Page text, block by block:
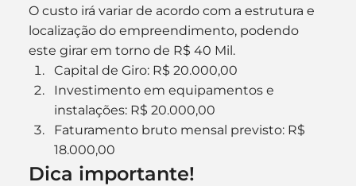
O custo irá variar de acordo com a estrutura e
localização do empreendimento, podendo
este girar em torno de R$ 40 Mil.
Capital de Giro: R$ 20.000,00
Investimento em equipamentos e
instalações: R$ 20.000,00
Faturamento bruto mensal previsto: R$
18.000,00
Dica importante!